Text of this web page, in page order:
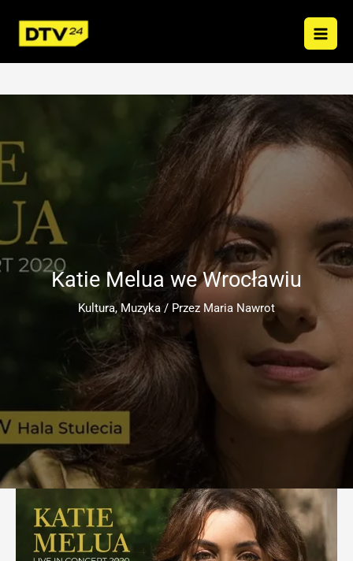
treści
Katie Melua we Wrocławiu
Kultura,Muzyka / Przez Maria Nawrot